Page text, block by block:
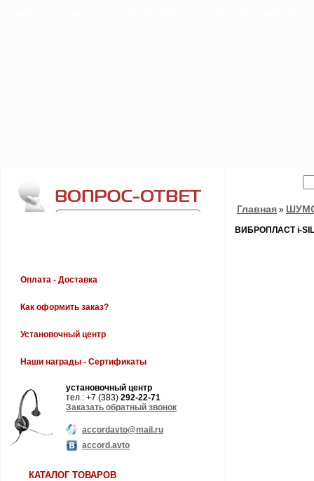
Оплата - Доставка
Как оформить заказ?
Установочный центр
Наши награды - Cертификаты
установочный центр
тел.: +7 (383) 292-22-71
Заказать обратный звонок
accordavto@mail.ru
accord.avto
КАТАЛОГ ТОВАРОВ
Главная »
ВИБРОПЛАСТ i-